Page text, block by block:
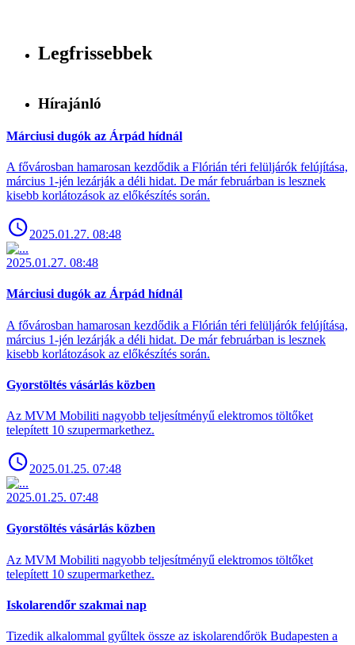
Legfrissebbek
Hírajánló
Márciusi dugók az Árpád hídnál
A fővárosban hamarosan kezdődik a Flórián téri felüljárók felújítása,
március 1-jén lezárják a déli hidat. De már februárban is lesznek
kisebb korlátozások az előkészítés során.
2025.01.27. 08:48
2025.01.27. 08:48
Márciusi dugók az Árpád hídnál
A fővárosban hamarosan kezdődik a Flórián téri felüljárók felújítása,
március 1-jén lezárják a déli hidat. De már februárban is lesznek
kisebb korlátozások az előkészítés során.
Gyorstöltés vásárlás közben
Az MVM Mobiliti nagyobb teljesítményű elektromos töltőket
telepített 10 szupermarkethez.
2025.01.25. 07:48
2025.01.25. 07:48
Gyorstöltés vásárlás közben
Az MVM Mobiliti nagyobb teljesítményű elektromos töltőket
telepített 10 szupermarkethez.
Iskolarendőr szakmai nap
Tizedik alkalommal gyűltek össze az iskolarendőrök Budapesten a